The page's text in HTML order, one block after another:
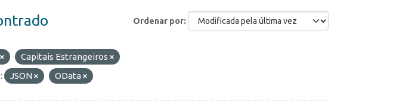
Ordenar por
Capitais Estrangeiros
JSON OData